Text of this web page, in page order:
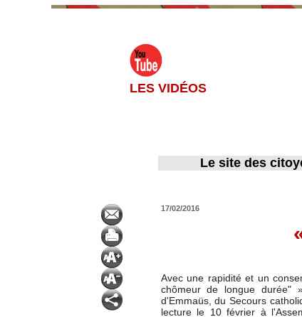
LES VIDÉOS
Le site des
17/02/2016
Avec une rapidité et un
chômeur de longue durée"
d'Emmaüs, du Secours
lecture le 10 février à